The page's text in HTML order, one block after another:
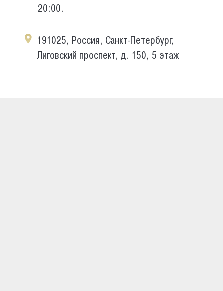
20:00.
191025, Россия, Санкт-Петербург,
Лиговский проспект, д. 150, 5 этаж